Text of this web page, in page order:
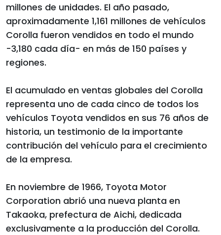
millones de unidades. El año pasado,
aproximadamente 1,161 millones de vehículos
Corolla fueron vendidos en todo el mundo
-3,180 cada día- en más de 150 países y
regiones.
El acumulado en ventas globales del Corolla
representa uno de cada cinco de todos los
vehículos Toyota vendidos en sus 76 años de
historia, un testimonio de la importante
contribución del vehículo para el crecimiento
de la empresa.
En noviembre de 1966, Toyota Motor
Corporation abrió una nueva planta en
Takaoka, prefectura de Aichi, dedicada
exclusivamente a la producción del Corolla.